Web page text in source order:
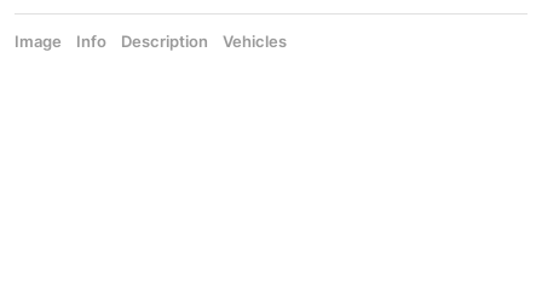
Image Info Description Vehicles